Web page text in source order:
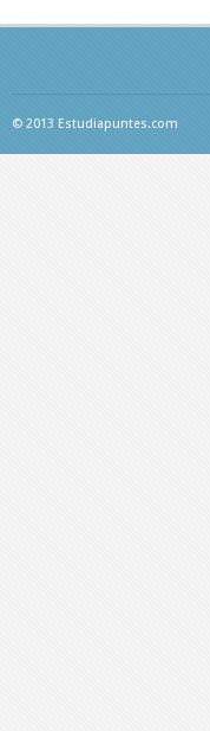
© 2013 Estudiapuntes.com